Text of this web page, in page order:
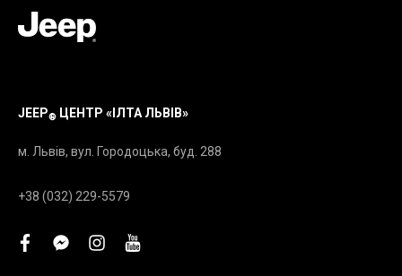
JEEP® ЦЕНТР «ІЛТА ЛЬВІВ»
м. Львів, вул. Городоцька, буд. 288
+38 (032) 229-5579
facebookfacebook-
instagram
youtube